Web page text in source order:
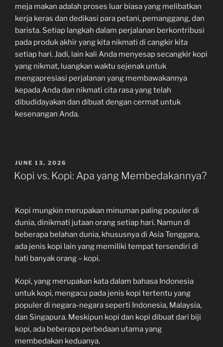
meja makan adalah proses luar biasa yang melibatkan
kerja keras dan dedikasi para petani, pemanggang, dan
barista. Setiap langkah dalam perjalanan berkontribusi
pada produk akhir yang kita nikmati di cangkir kita
setiap hari. Jadi, lain kali Anda menyesap secangkir kopi
yang nikmat, luangkan waktu sejenak untuk
mengapresiasi perjalanan yang membawakannya
kepada Anda dan nikmati cita rasa yang telah
dibudidayakan dan dibuat dengan cermat untuk
kesenangan Anda.
POSTED
ON
JUNE 13, 2026
Kopi vs. Kopi: Apa yang Membedakannya?
Kopi mungkin merupakan minuman paling populer di
dunia, dinikmati jutaan orang setiap hari. Namun di
beberapa belahan dunia, khususnya di Asia Tenggara,
ada jenis kopi lain yang memiliki tempat tersendiri di
hati banyak orang – kopi.
Kopi, yang merupakan kata dalam bahasa Indonesia
untuk kopi, mengacu pada jenis kopi tertentu yang
populer di negara-negara seperti Indonesia, Malaysia,
dan Singapura. Meskipun kopi dan kopi dibuat dari biji
kopi, ada beberapa perbedaan utama yang
membedakan keduanya.